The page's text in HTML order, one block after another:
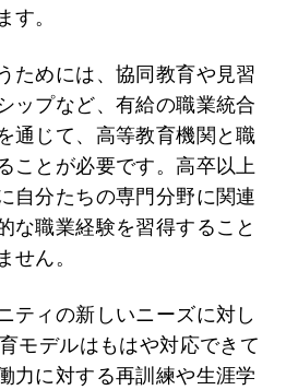
す。
ためには、協同教育や見習
ップなど、有給の職業統合
通じて、高等教育機関と職
ことが必要です。高卒以上
自分たちの専門分野に関連
な職業経験を習得すること
せん。
ティの新しいニーズに対し
モデルはもはや対応できて
力に対する再訓練や生涯学